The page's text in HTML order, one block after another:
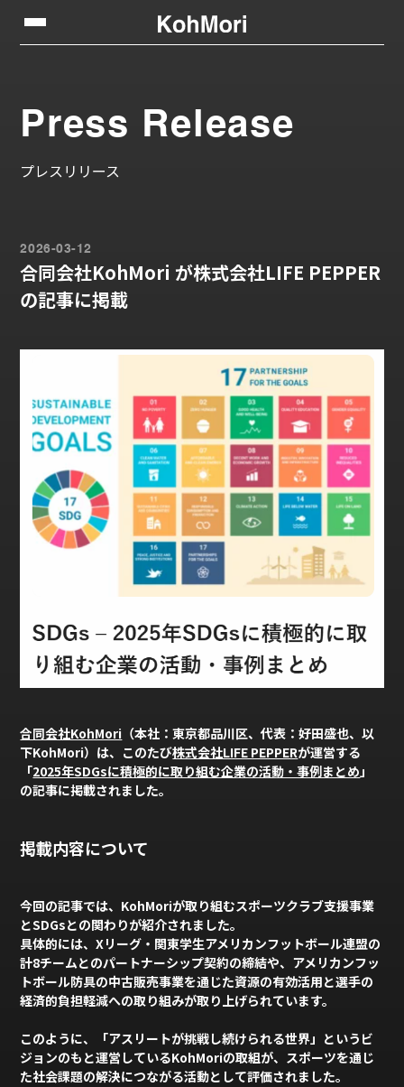
Press Release
プレスリリース
2026-03-12
合同会社KohMori が株式会社LIFE PEPPER
の記事に掲載
合同会社KohMori （本社：東京都品川区、代表：好田盛也、以
下KohMori）は、このたび株式会社LIFE PEPPERが運営する
「2025年SDGsに積極的に取り組む企業の活動・事例まとめ」
の記事に掲載されました。
掲載内容について
今回の記事では、KohMoriが取り組むスポーツクラブ支援事業
とSDGsとの関わりが紹介されました。
具体的には、Xリーグ・関東学生アメリカンフットボール連盟の
計8チームとのパートナーシップ契約の締結や、アメリカンフッ
トボール防具の中古販売事業を通じた資源の有効活用と選手の
経済的負担軽減への取り組みが取り上げられています。
このように、「アスリートが挑戦し続けられる世界」というビ
ジョンのもと運営しているKohMoriの取組が、スポーツを通じ
た社会課題の解決につながる活動として評価されました。